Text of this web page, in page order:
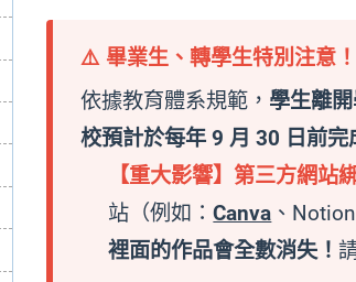
⚠️ 畢業生、轉學生特別注意
依據教育體系規範， 學生離
校預計於每年 9 月 30 日前完
【重大影響】第三方網站
站（例如：Canva 、
裡面的作品會全數消失！